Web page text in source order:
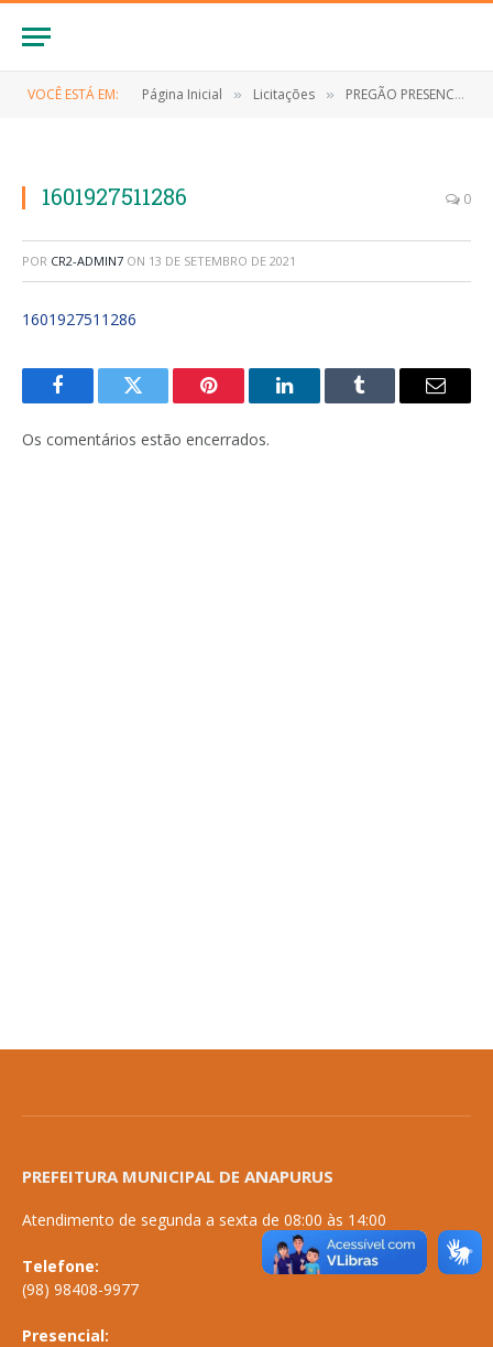
VOCÊ ESTÁ EM: Página Inicial » Licitações » PREGÃO PRESENCIAL Nº 019/2020-SRP (CONTRATAÇÃO DE EMPRESA PARA O FORNECIMENTO DE GÊNEROS ALIMENTÍCIOS PARA MANUTENÇÃO DA PREFEITURA)
1601927511286 0
POR CR2-ADMIN7 ON 13 DE SETEMBRO DE 2021
1601927511286
FacebookTwitter Pinterest LinkedInTumblr
E-
Os comentários estão encerrados.
PREFEITURA MUNICIPAL DE ANAPURUS
Atendimento de segunda a sexta de 08:00 às 14:00
Telefone:
(98) 98408-9977
Presencial: